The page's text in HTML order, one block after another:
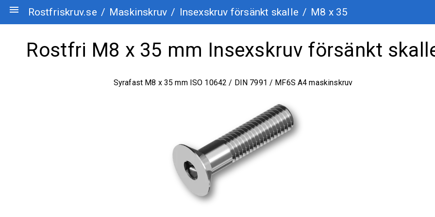
menu Rostfriskruv.se / Maskinskruv / Insexskruv försänkt skalle / M8 x 35
Rostfri M8 x 35 mm Insexskruv försänkt
Syrafast M8 x 35 mm ISO 10642 / DIN 7991 / MF6S A4 maskinskruv